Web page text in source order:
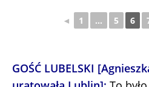
◄ 1 ... 5 6
GOŚĆ LUBELSKI